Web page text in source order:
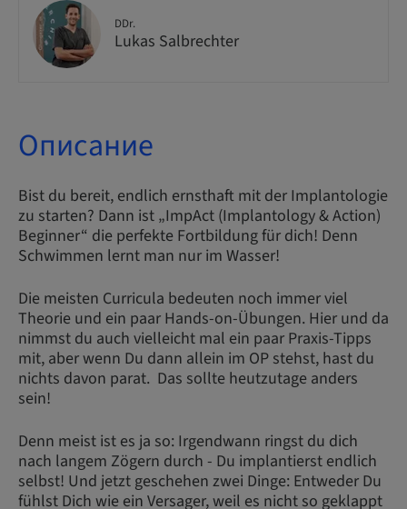
DDr.
Lukas Salbrechter
Описание
Bist du bereit, endlich ernsthaft mit der Implantologie
zu starten? Dann ist „ImpAct (Implantology & Action)
Beginner“ die perfekte Fortbildung für dich! Denn
Schwimmen lernt man nur im Wasser!
Die meisten Curricula bedeuten noch immer viel
Theorie und ein paar Hands-on-Übungen. Hier und da
nimmst du auch vielleicht mal ein paar Praxis-Tipps
mit, aber wenn Du dann allein im OP stehst, hast du
nichts davon parat. Das sollte heutzutage anders
sein!
Denn meist ist es ja so: Irgendwann ringst du dich
nach langem Zögern durch - Du implantierst endlich
selbst! Und jetzt geschehen zwei Dinge: Entweder Du
fühlst Dich wie ein Versager, weil es nicht so geklappt